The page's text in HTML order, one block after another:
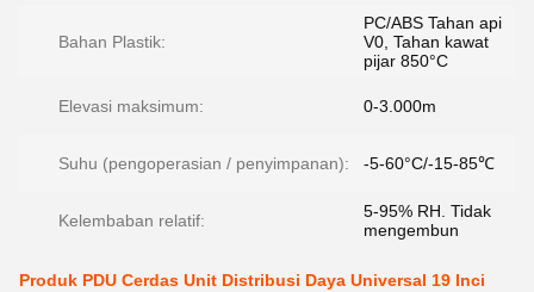
Bahan Plastik:
PC/ABS Tahan api
V0, Tahan kawat
pijar 850°C
Elevasi maksimum: 0-3.000m
Suhu (pengoperasian / penyimpanan): -5-60°C/-15-85℃
Kelembaban relatif:
5-95% RH. Tidak
mengembun
Produk PDU Cerdas Unit Distribusi Daya Universal 19 Inci